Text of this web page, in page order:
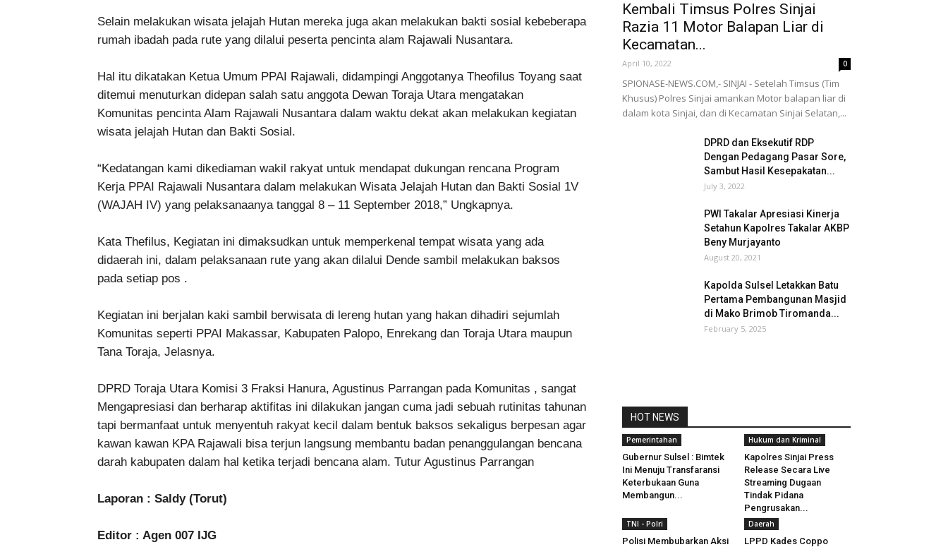
Selain melakukan wisata jelajah Hutan mereka juga akan melakukan bakti sosial kebeberapa
rumah ibadah pada rute yang dilalui peserta pencinta alam Rajawali Nusantara.
Hal itu dikatakan Ketua Umum PPAI Rajawali, didampingi Anggotanya Theofilus Toyang saat
ditemui menuturkan didepan salah satu anggota Dewan Toraja Utara mengatakan
Komunitas pencinta Alam Rajawali Nusantara dalam waktu dekat akan melakukan kegiatan
wisata jelajah Hutan dan Bakti Sosial.
“Kedatangan kami dikediaman wakil rakyat untuk mendapat dukungan rencana Program
Kerja PPAI Rajawali Nusantara dalam melakukan Wisata Jelajah Hutan dan Bakti Sosial 1V
(WAJAH IV) yang pelaksanaanya tanggal 8 – 11 September 2018,” Ungkapnya.
Kata Thefilus, Kegiatan ini dimaksudkan untuk memperkenal tempat wisata yang ada
didaerah ini, dalam pelaksanaan rute yang akan dilalui Dende sambil melakukan baksos
pada setiap pos .
Kegiatan ini berjalan kaki sambil berwisata di lereng hutan yang hakan dihadiri sejumlah
Komunitas seperti PPAI Makassar, Kabupaten Palopo, Enrekang dan Toraja Utara maupun
Tana Toraja, Jelasnya.
DPRD Toraja Utara Komisi 3 Fraksi Hanura, Agustinus Parrangan pada Komunitas , sangat
Mengapresiasi dan berharap aktifitas ini dilakukan jangan cuma jadi sebuah rutinitas tahunan
tapi bermanfaat untuk menyentuh rakyat kecil dalam bentuk baksos sekaligus berpesan agar
kawan kawan KPA Rajawali bisa terjun langsung membantu badan penanggulangan bencana
darah kabupaten dalam hal ketika terjadi bencana alam. Tutur Agustinus Parrangan
Laporan : Saldy (Torut)
Editor : Agen 007 IJG
Kembali Timsus Polres Sinjai
Razia 11 Motor Balapan Liar di
Kecamatan...
April 10, 2022 0
SPIONASE-NEWS.COM,- SINJAI - Setelah Timsus (Tim
Khusus) Polres Sinjai amankan Motor balapan liar di
dalam kota Sinjai, dan di Kecamatan Sinjai Selatan,...
DPRD dan Eksekutif RDP
Dengan Pedagang Pasar Sore,
Sambut Hasil Kesepakatan...
July 3, 2022
PWI Takalar Apresiasi Kinerja
Setahun Kapolres Takalar AKBP
Beny Murjayanto
August 20, 2021
Kapolda Sulsel Letakkan Batu
Pertama Pembangunan Masjid
di Mako Brimob Tiromanda...
February 5, 2025
HOT NEWS
Pemerintahan
Gubernur Sulsel : Bimtek
Ini Menuju Transfaransi
Keterbukaan Guna
Membangun...
Hukum dan Kriminal
Kapolres Sinjai Press
Release Secara Live
Streaming Dugaan
Tindak Pidana
Pengrusakan...
TNI - Polri
Polisi Membubarkan Aksi
Daerah
LPPD Kades Coppo